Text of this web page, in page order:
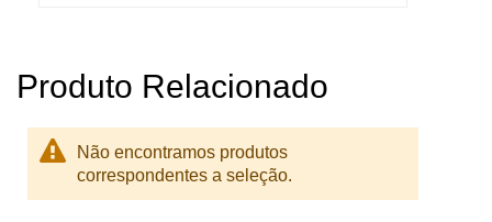
Produto Relacionado
Não encontramos produtos
correspondentes a seleção.